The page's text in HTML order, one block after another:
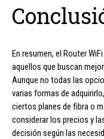
En resumen, el Router
aquellos que buscan
Aunque no todas las
varias formas de
ciertos planes de fibra o
considerar los precios y
decisión según las